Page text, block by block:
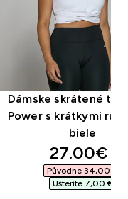
Dámske skrátené
Power s krátkymi
biele
27.00€‎
Původne 34,00 €‎
Ušteríte 7,00 €‎